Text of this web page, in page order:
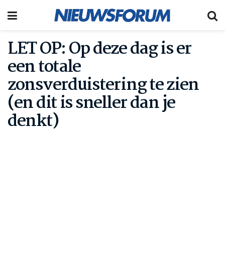
LET OP: Op deze dag is er
een totale
zonsverduistering te zien
(en dit is sneller dan je
denkt)